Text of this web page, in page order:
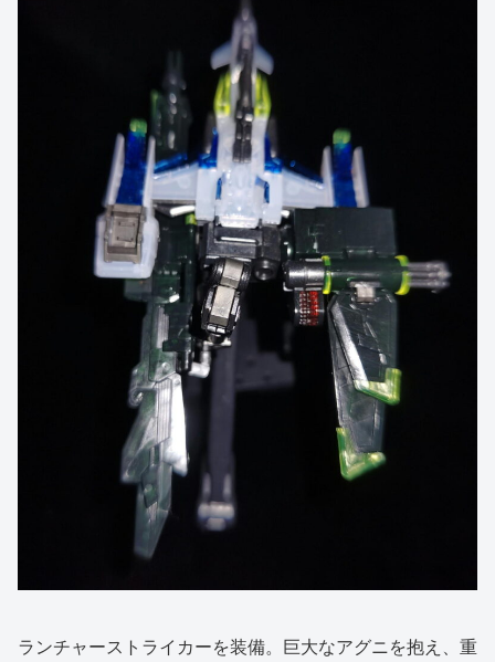
ランチャーストライカーを装備。巨大なアグニを抱え、重